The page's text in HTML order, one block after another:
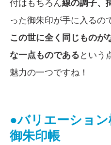
付はもちろん線の調子、
った御朱印が手に入るの
この世に全く同じものが
な一点ものであるという
魅力の一つですね！
●バリエーショ
御朱印帳